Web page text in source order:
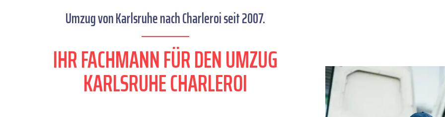
Umzug von Karlsruhe nach Charleroi seit 2007.
IHR FACHMANN FÜR DEN UMZUG
KARLSRUHE CHARLEROI